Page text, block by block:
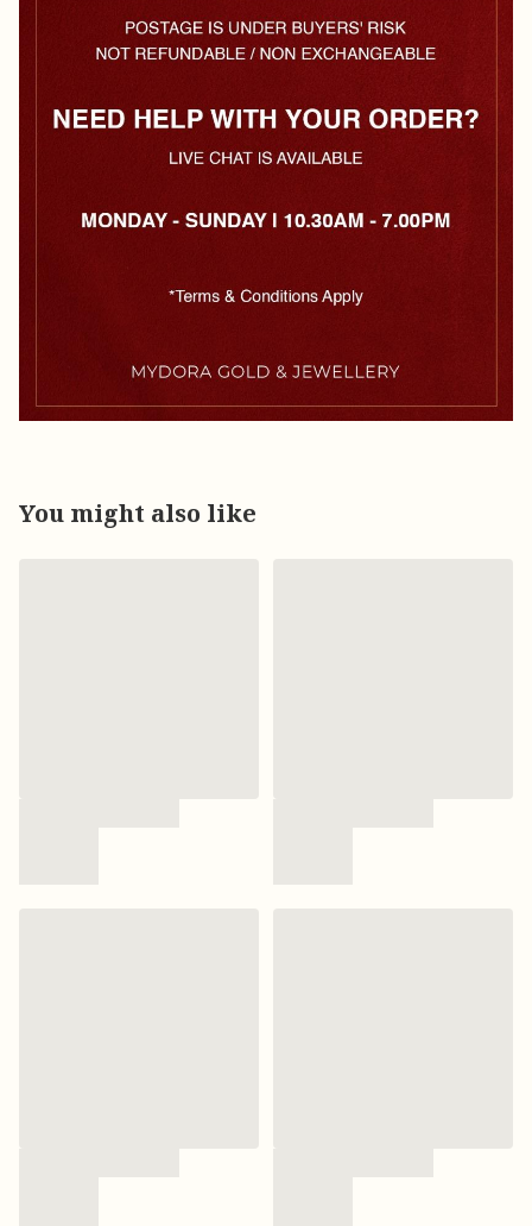
You might also like